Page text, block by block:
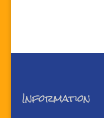
Information